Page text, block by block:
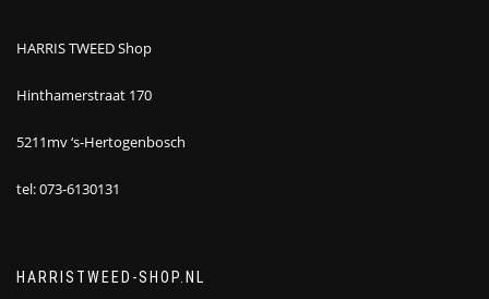
HARRIS TWEED Shop
Hinthamerstraat 170
5211mv ‘s-Hertogenbosch
tel: 073-6130131
HARRISTWEED-SHOP.NL